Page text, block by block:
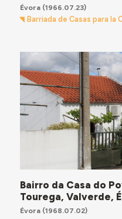
Évora(1966.07.23)
Barriada de Casas para la
Bairro da Casa do
Tourega, Valverde,
Évora(1968.07.02)